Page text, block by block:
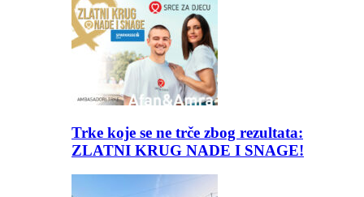
Trke koje se ne trče zbog rezultata:
ZLATNI KRUG NADE I SNAGE!